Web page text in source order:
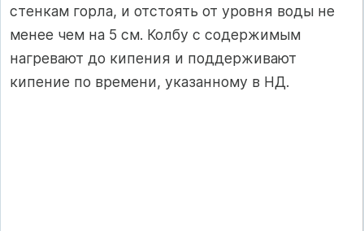
стенкам горла, и отстоять от уровня воды не
менее чем на 5 см. Колбу с содержимым
нагревают до кипения и поддерживают
кипение по времени, указанному в НД.